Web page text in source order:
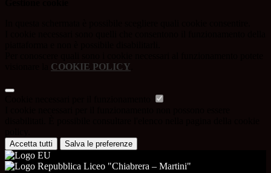
COOKIE POLICY
Accetta tutti Salva le preferenze
Liceo "Chiabrera – Martini"